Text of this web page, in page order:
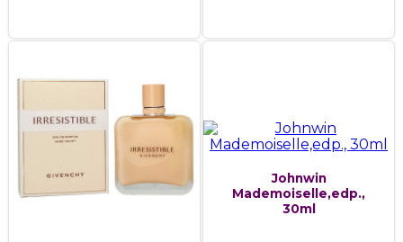
Johnwin
Mademoiselle,edp.,
30ml